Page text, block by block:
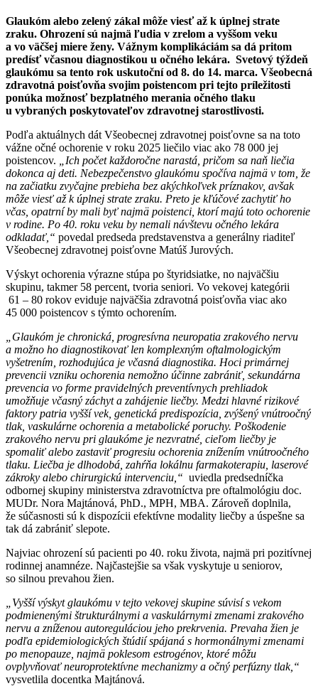
Glaukóm alebo zelený zákal môže viesť až k úplnej strate
zraku. Ohrození sú najmä ľudia v zrelom a vyššom veku
a vo väčšej miere ženy. Vážnym komplikáciám sa dá pritom
predísť včasnou diagnostikou u očného lekára. Svetový týždeň
glaukómu sa tento rok uskutoční od 8. do 14. marca. Všeobecná
zdravotná poisťovňa svojim poistencom pri tejto príležitosti
ponúka možnosť bezplatného merania očného tlaku
u vybraných poskytovateľov zdravotnej starostlivosti.
Podľa aktuálnych dát Všeobecnej zdravotnej poisťovne sa na toto
vážne očné ochorenie v roku 2025 liečilo viac ako 78 000 jej
poistencov.
„Ich počet každoročne narastá, pričom sa naň liečia
dokonca aj deti. Nebezpečenstvo glaukómu spočíva najmä v tom, že
na začiatku zvyčajne prebieha bez akýchkoľvek príznakov, avšak
môže viesť až k úplnej strate zraku. Preto je kľúčové zachytiť ho
včas, opatrní by mali byť najmä poistenci, ktorí majú toto ochorenie
v rodine. Po 40. roku veku by nemali návštevu očného lekára
odkladať,“ povedal predseda predstavenstva a generálny riaditeľ
Všeobecnej zdravotnej poisťovne Matúš Jurových.
Výskyt ochorenia výrazne stúpa po štyridsiatke, no najväčšiu
skupinu, takmer 58 percent, tvoria seniori. Vo vekovej kategórii
61 – 80 rokov eviduje najväčšia zdravotná poisťovňa viac ako
45 000 poistencov s týmto ochorením.
„Glaukóm je chronická, progresívna neuropatia zrakového nervu
a možno ho diagnostikovať len komplexným oftalmologickým
vyšetrením, rozhodujúca je včasná diagnostika. Hoci primárnej
prevencii vzniku ochorenia nemožno účinne zabrániť, sekundárna
prevencia vo forme pravidelných preventívnych prehliadok
umožňuje včasný záchyt a zahájenie liečby. Medzi hlavné rizikové
faktory patria vyšší vek, genetická predispozícia, zvýšený vnútroočný
tlak, vaskulárne ochorenia a metabolické poruchy. Poškodenie
zrakového nervu pri glaukóme je nezvratné, cieľom liečby je
spomaliť alebo zastaviť progresiu ochorenia znížením vnútroočného
tlaku. Liečba je dlhodobá, zahŕňa lokálnu farmakoterapiu, laserové
zákroky alebo chirurgickú intervenciu,“ uviedla predsedníčka
odbornej skupiny ministerstva zdravotníctva pre oftalmológiu doc.
MUDr. Nora Majtánová, PhD., MPH, MBA. Zároveň doplnila,
že súčasnosti sú k dispozícii efektívne modality liečby a úspešne sa
tak dá zabrániť slepote.
Najviac ohrození sú pacienti po 40. roku života, najmä pri pozitívnej
rodinnej anamnéze. Najčastejšie sa však vyskytuje u seniorov,
so silnou prevahou žien.
„Vyšší výskyt glaukómu v tejto vekovej skupine súvisí s vekom
podmienenými štrukturálnymi a vaskulárnymi zmenami zrakového
nervu a zníženou autoreguláciou jeho prekrvenia. Prevaha žien je
podľa epidemiologických štúdií spájaná s hormonálnymi zmenami
po menopauze, najmä poklesom estrogénov, ktoré môžu
ovplyvňovať neuroprotektívne mechanizmy a očný perfúzny tlak,“
vysvetlila docentka Majtánová.